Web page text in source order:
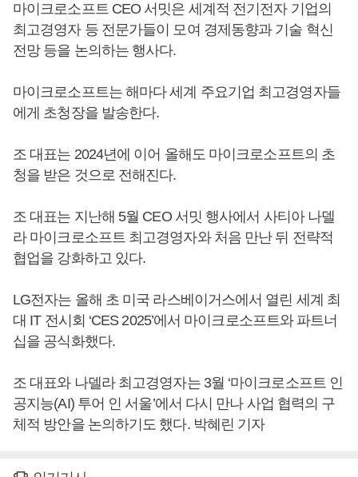
마이크로소프트 CEO 서밋은 세계적 전기전자 기업의
최고경영자 등 전문가들이 모여 경제동향과 기술 혁신
전망 등을 논의하는 행사다.
마이크로소프트는 해마다 세계 주요기업 최고경영자들
에게 초청장을 발송한다.
조 대표는 2024년에 이어 올해도 마이크로소프트의 초
청을 받은 것으로 전해진다.
조 대표는 지난해 5월 CEO 서밋 행사에서 사티아 나델
라 마이크로소프트 최고경영자와 처음 만난 뒤 전략적
협업을 강화하고 있다.
LG전자는 올해 초 미국 라스베이거스에서 열린 세계 최
대 IT 전시회 ‘CES 2025’에서 마이크로소프트와 파트너
십을 공식화했다.
조 대표와 나델라 최고경영자는 3월 ‘마이크로소프트 인
공지능(AI) 투어 인 서울’에서 다시 만나 사업 협력의 구
체적 방안을 논의하기도 했다. 박혜린 기자